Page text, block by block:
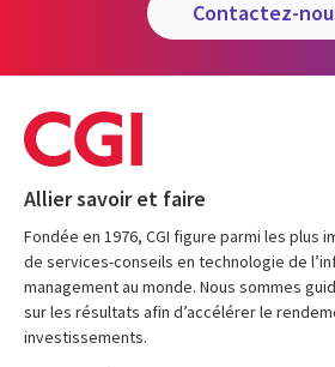
contactez-
Allier savoir et faire
Fondée en 1976, CGI figure parmi les plus
de services-conseils en technologie de
management au monde. Nous sommes
sur les résultats afin d’accélérer le
investissements.